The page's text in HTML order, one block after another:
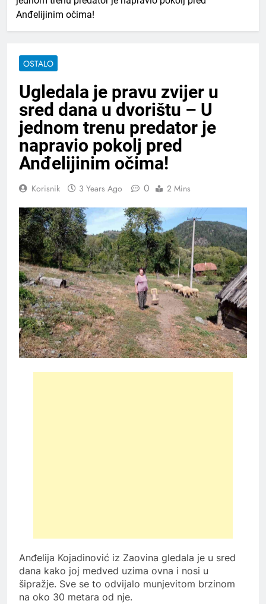
Anđelijinim očima!
OSTALO
Ugledala je pravu zvijer u
sred dana u dvorištu – U
jednom trenu predator je
napravio pokolj pred
Anđelijinim očima!
Korisnik 3 Years Ago 0 2 Mins
Anđelija Kojadinović iz Zaovina gledala je u sred
dana kako joj medved uzima ovna i nosi u
šipražje. Sve se to odvijalo munjevitom brzinom
na oko 30 metara od nje.